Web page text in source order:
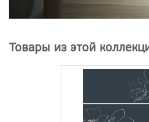
Товары из этой